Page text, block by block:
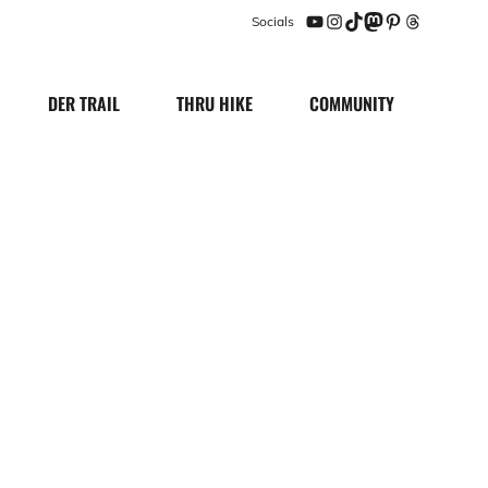
Socials
YouTube
Instagram
TikTok
Mastodon
Pinterest
Threads
DER TRAIL THRU HIKE COMMUNITY